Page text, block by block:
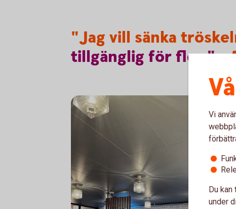
"Jag vill sänka
tillgänglig förfler."-
Vi
Du
under